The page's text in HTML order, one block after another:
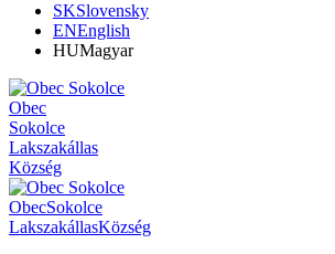
SKSlovensky
ENEnglish
HUMagyar
Obec
Sokolce
Lakszakállas
Község
ObecSokolce
LakszakállasKözség